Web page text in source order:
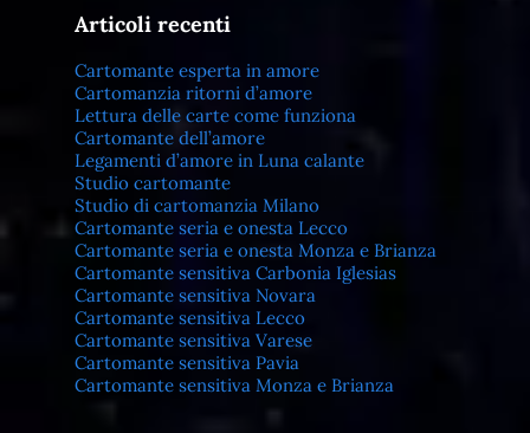
Articoli recenti
Cartomante esperta in amore
Cartomanzia ritorni d’amore
Lettura delle carte come funziona
Cartomante dell’amore
Legamenti d’amore in Luna calante
Studio cartomante
Studio di cartomanzia Milano
Cartomante seria e onesta Lecco
Cartomante seria e onesta Monza e Brianza
Cartomante sensitiva Carbonia Iglesias
Cartomante sensitiva Novara
Cartomante sensitiva Lecco
Cartomante sensitiva Varese
Cartomante sensitiva Pavia
Cartomante sensitiva Monza e Brianza